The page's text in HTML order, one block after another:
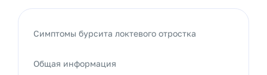
Симптомы бурсита локтевого отростка
Общая информация